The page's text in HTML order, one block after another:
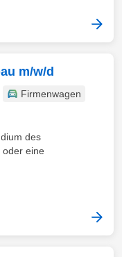
m/w/d
Firmenwagen
des
oder eine